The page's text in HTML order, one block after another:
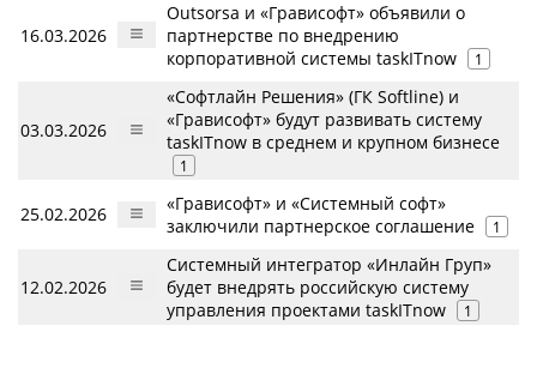
16.03.2026
Outsorsa и «Грависофт» объявили о
партнерстве по внедрению
корпоративной системы taskITnow
1
03.03.2026
«Софтлайн Решения» (ГК Softline) и
«Грависофт» будут развивать систему
taskITnow в среднем и крупном бизнесе
1
25.02.2026
«Грависофт» и «Системный софт»
заключили партнерское соглашение
1
12.02.2026
Системный интегратор «Инлайн Груп»
будет внедрять российскую систему
управления проектами taskITnow
1